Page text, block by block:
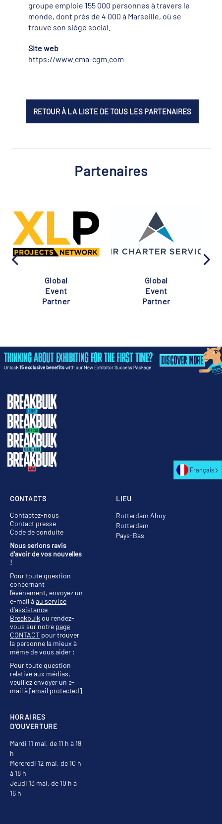
groupe emploie 155 000 personnes à travers le
monde, dont près de 4 000 à Marseille, où se
trouve son siège social.
Site web
https://www.cma-cgm.com
RETOUR À LA LISTE DE TOUS LES PARTENAIRES
Partenaires
Global
Event
Partner
Global
Event
Partner
LIEU
Rotterdam Ahoy
Rotterdam
Pays-Bas
HORAIRES
D'OUVERTURE
Mardi 11 mai, de 11 h à 19
h
Mercredi 12 mai, de 10 h
à 18 h
Jeudi 13 mai, de 10 h à
16 h
CONTACTS
Contactez-nous
Contact presse
Code de conduite
Nous serions ravis
d'avoir de vos nouvelles
!
Pour toute question
concernant
l'événement, envoyez un
e-mail àau service
d'assistance
Breakbulk ou rendez-
vous sur notre page
CONTACT pour trouver
la personne la mieux à
même de vous aider ;
Pour toute question
relative aux médias,
veuillez envoyer un e-
mail à[email protected]
Français